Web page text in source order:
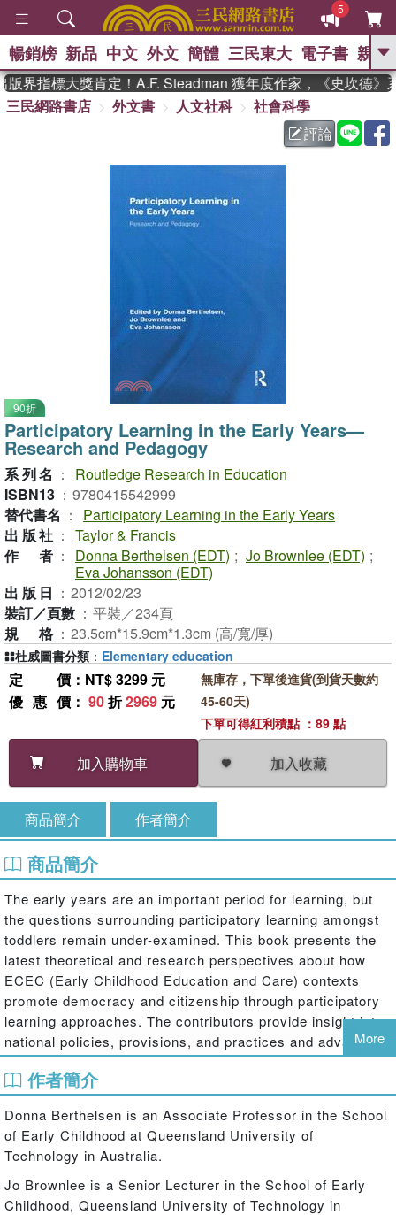
5
GO
熱搜： 東野圭吾 、 高希均教授回憶錄
父親節 、 如果歷
暑期推薦 、 國際布克
獎 臺灣漫遊錄 、 方念華
偉大的迷走神經
暢銷榜 新品 中文 外文 簡體 三民東大 電子書 親子
指標大獎肯定！A.F. Steadman 獲年度作家，《史坎德》系
三民網路書店
外文書 人文社科
社會科學
評論
90折
Participatory Learning in the Early Years—
Research and Pedagogy
系列名 ：
Routledge Research in Education
ISBN13 ： 9780415542999
替代書名 ：
Participatory Learning in the Early Years
出版社 ： Taylor & Francis
作者 ： Donna Berthelsen (EDT) ; Jo Brownlee (EDT) ;
Eva Johansson (EDT)
出版日 ： 2012/02/23
裝訂／頁數 ： 平裝／234頁
規格 ： 23.5cm*15.9cm*1.3cm (高/寬/厚)
定價 ：NT$ 3299 元
優惠價 ： 90折2969 元
加入購物車 加入收藏
無庫存，下單後進貨(到貨天數約
45-60天)
下單可得紅利積點 ：89 點
杜威圖書分類 ： Elementary education
商品簡介 作者簡介
商品簡介
The early years are an important period for learning, but
the questions surrounding participatory learning amongst
toddlers remain under-examined. This book presents the
latest theoretical and research perspectives about how
ECEC (Early Childhood Education and Care) contexts
promote democracy and citizenship through participatory
learning approaches. The contributors provide insight into
national policies, provisions, and practices and advance
our understandings of theory and research on toddlers’
experiences for democratic participation across a number
United States, Canada, Sweden, and Norway.
More
作者簡介
Donna Berthelsen is an Associate Professor in the School
of Early Childhood at Queensland University of
Technology in Australia.
Jo Brownlee is a Senior Lecturer in the School of Early
Childhood, Queensland University of Technology in